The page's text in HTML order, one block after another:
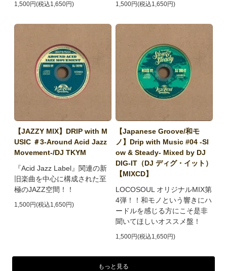
1,500円(税込1,650円) 1,500円(税込1,650円)
【JAZZY MIX】DRIP with M
USIC ＃3-Around Acid Jazz
Movement-/DJ TKYM
『Acid Jazz Label』関連の新
旧楽曲を中心に構成された至
極のJAZZ空間！！
1,500円(税込1,650円)
【Japanese Groove/和モ
ノ】Drip with Music #04 -Sl
ow & Steady- Mixed by DJ
DIG-IT（DJ ディグ・イット）
【MIXCD】
LOCOSOUL オリジナルMIX第
4弾！！和モノという響きにハ
ードルを感じる方にこそ是非
聞いてほしいオススメ盤！
1,500円(税込1,650円)
もっと見る